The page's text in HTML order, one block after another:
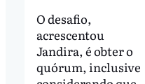
O desafio,
acrescentou
Jandira, é obter o
quórum, inclusive